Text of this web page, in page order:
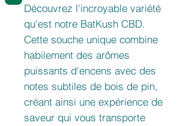
Découvrez l'incroyable variété
qu'est notre BatKush CBD.
Cette souche unique combine
habilement des arômes
puissants d'encens avec des
notes subtiles de bois de pin,
créant ainsi une expérience de
saveur qui vous transporte